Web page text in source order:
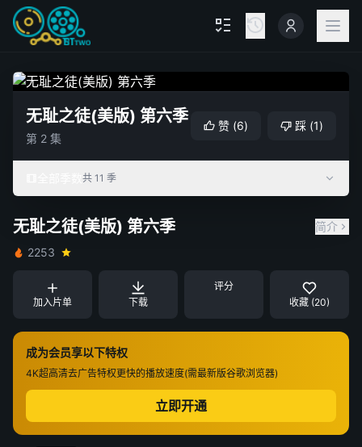
无耻之徒(美版) 第六季
第 2 集
赞 (6) 踩 (1)
共 11 季
无耻之徒(美版) 第六季
简介
2253
加入片单 下载
评分
收藏 (20)
成为会员享以下特权
4K超高清去广告特权更快的播放速度(需最新版谷歌浏览器)
立即开通